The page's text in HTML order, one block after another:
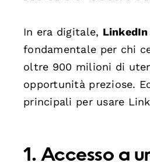
In era digitale, LinkedIn
fondamentale per chi
oltre 900 milioni di
opportunità preziose.
principali per usare
1. Accesso a